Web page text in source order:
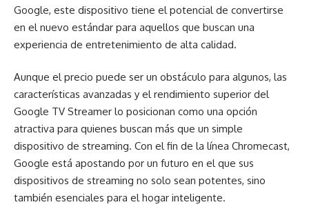
Google, este dispositivo tiene el potencial de convertirse
en el nuevo estándar para aquellos que buscan una
experiencia de entretenimiento de alta calidad.
Aunque el precio puede ser un obstáculo para algunos, las
características avanzadas y el rendimiento superior del
Google TV Streamer lo posicionan como una opción
atractiva para quienes buscan más que un simple
dispositivo de streaming. Con el fin de la línea Chromecast,
Google está apostando por un futuro en el que sus
dispositivos de streaming no solo sean potentes, sino
también esenciales para el hogar inteligente.